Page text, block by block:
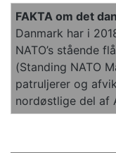
FAKTA om det
Danmark har i
NATO’s stående
(Standing NATO
patruljerer og
nordøstlige del af